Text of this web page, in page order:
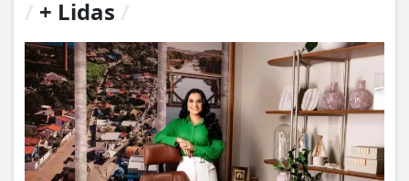
+ Lidas